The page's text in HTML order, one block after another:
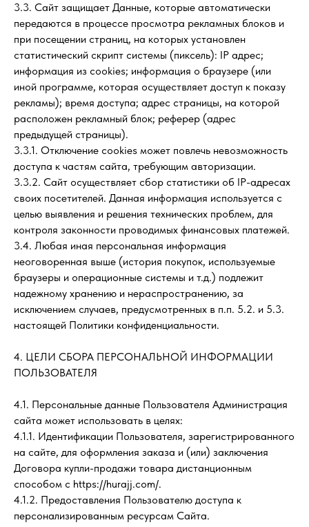
3.3. Сайт защищает Данные, которые автоматически
передаются в процессе просмотра рекламных блоков и
при посещении страниц, на которых установлен
статистический скрипт системы (пиксель): IP адрес;
информация из cookies; информация о браузере (или
иной программе, которая осуществляет доступ к показу
рекламы); время доступа; адрес страницы, на которой
расположен рекламный блок; реферер (адрес
предыдущей страницы).
3.3.1. Отключение cookies может повлечь невозможность
доступа к частям сайта, требующим авторизации.
3.3.2. Сайт осуществляет сбор статистики об IP-адресах
своих посетителей. Данная информация используется с
целью выявления и решения технических проблем, для
контроля законности проводимых финансовых платежей.
3.4. Любая иная персональная информация
неоговоренная выше (история покупок, используемые
браузеры и операционные системы и т.д.) подлежит
надежному хранению и нераспространению, за
исключением случаев, предусмотренных в п.п. 5.2. и 5.3.
настоящей Политики конфиденциальности.
4. ЦЕЛИ СБОРА ПЕРСОНАЛЬНОЙ ИНФОРМАЦИИ
ПОЛЬЗОВАТЕЛЯ
4.1. Персональные данные Пользователя Администрация
сайта может использовать в целях:
4.1.1. Идентификации Пользователя, зарегистрированного
на сайте, для оформления заказа и (или) заключения
Договора купли-продажи товара дистанционным
способом с https://hurajj.com/.
4.1.2. Предоставления Пользователю доступа к
персонализированным ресурсам Сайта.